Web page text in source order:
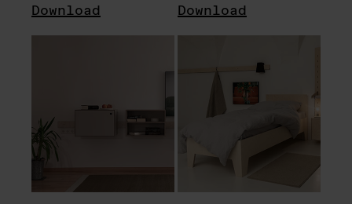
Download Download